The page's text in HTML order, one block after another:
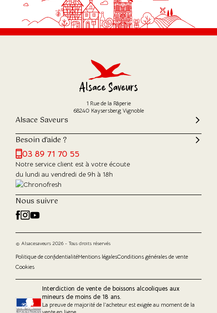
1 Rue de la Râperie
68240 Kaysersberg Vignoble
Alsace Saveurs
Besoin d'aide ?
03 89 71 70 55
Notre service client est à votre écoute
du lundi au vendredi de 9h à 18h
Nous suivre
© Alsacesaveurs 2026 - Tous droits réservés
Politique de confidentialitéMentions légalesConditions générales de vente
Cookies
Interdiction de vente de boissons alcooliques aux
mineurs de moins de 18 ans.
La preuve de majorité de l'acheteur est exigée au moment de la